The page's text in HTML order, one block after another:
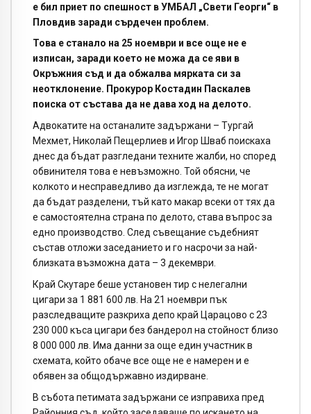
е бил приет по спешност в УМБАЛ „Свети Георги“ в
Пловдив заради сърдечен проблем.
Това е станало на 25 ноември и все още не е
изписан, заради което не можа да се яви в
Окръжния съд и да обжалва мярката си за
неотклонение. Прокурор Костадин Паскалев
поиска от състава да не дава ход на делото.
Адвокатите на останалите задържани – Тургай
Мехмет, Николай Пещерлиев и Игор Шваб поискаха
днес да бъдат разгледани техните жалби, но според
обвинителя това е невъзможно. Той обясни, че
колкото и несправедливо да изглежда, те не могат
да бъдат разделени, тъй като макар всеки от тях да
е самостоятелна страна по делото, става въпрос за
едно производство. След съвещание съдебният
състав отложи заседанието и го насрочи за най-
близката възможна дата – 3 декември.
Край Скутаре беше установен тир с нелегални
цигари за 1 881 600 лв. На 21 ноември пък
разследващите разкриха депо край Царацово с 23
230 000 къса цигари без бандерол на стойност близо
8 000 000 лв. Има данни за още един участник в
схемата, който обаче все още не е намерен и е
обявен за общодържавно издирване.
В събота петимата задържани се изправиха пред